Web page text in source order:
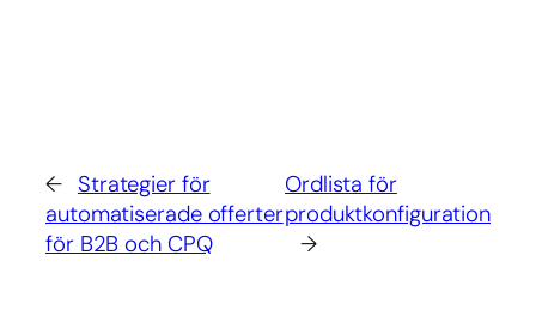
← Strategier för
automatiserade offerter
för B2B och CPQ
Ordlista för
produktkonfiguration
→